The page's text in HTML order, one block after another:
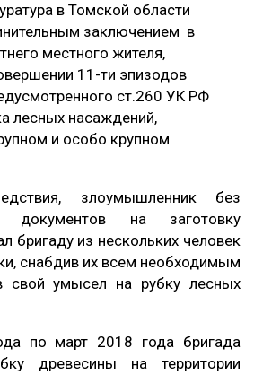
И ЗАЩИТА
ПЛИТ
в Томской области
заключением в
местного жителя,
11-ти эпизодов
ст.260 УК РФ
лесных насаждений,
и особо крупном
злоумышленник без
документов на заготовку
бригаду из нескольких человек
снабдив их всем необходимым
свой умысел на рубку лесных
по март 2018 года бригада
древесины на территории